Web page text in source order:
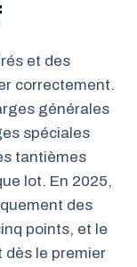
et des
correctement.
générales
spéciales
tantièmes
lot. En 2025,
des
points, et le
dès le premier